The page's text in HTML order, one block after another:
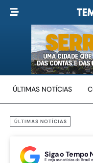
ÚLTIMAS NOTÍCIAS
ÚLTIMAS NOTÍCIAS
Siga o Tempo
E veja as notícias do Brasil